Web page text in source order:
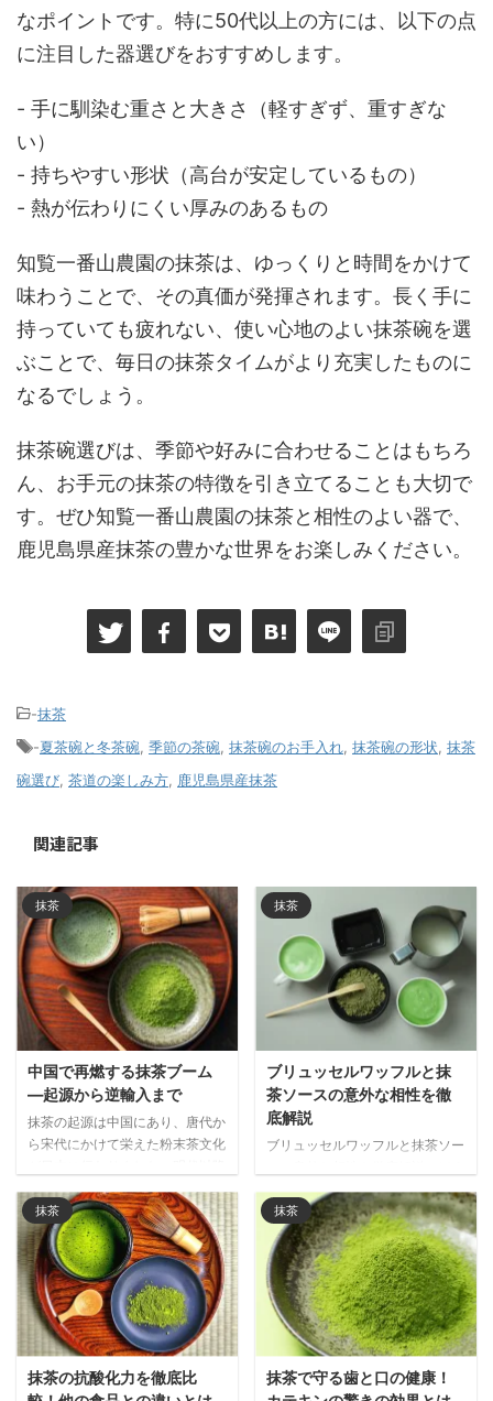
なポイントです。特に50代以上の方には、以下の点
に注目した器選びをおすすめします。
- 手に馴染む重さと大きさ（軽すぎず、重すぎな
い）
- 持ちやすい形状（高台が安定しているもの）
- 熱が伝わりにくい厚みのあるもの
知覧一番山農園の抹茶は、ゆっくりと時間をかけて
味わうことで、その真価が発揮されます。長く手に
持っていても疲れない、使い心地のよい抹茶碗を選
ぶことで、毎日の抹茶タイムがより充実したものに
なるでしょう。
抹茶碗選びは、季節や好みに合わせることはもちろ
ん、お手元の抹茶の特徴を引き立てることも大切で
す。ぜひ知覧一番山農園の抹茶と相性のよい器で、
鹿児島県産抹茶の豊かな世界をお楽しみください。
-抹茶
-夏茶碗と冬茶碗 季節の茶碗 抹茶碗のお手入れ 抹茶碗の形状 抹茶
碗選び 茶道の楽しみ方 鹿児島県産抹茶
関連記事
抹茶
中国で再燃する抹茶ブーム
―起源から逆輸入まで
抹茶の起源は中国にあり、唐代か
ら宋代にかけて栄えた粉末茶文化
では日本経由で再び注目される興
味深い歴史と文化の循環を解説し
ます。
抹茶
ブリュッセルワッフルと抹
茶ソースの意外な相性を徹
底解説
ブリュッセルワッフルと抹茶ソー
苦い抹茶が濃厚な甘さを引き締
め、世界で注目される和洋折衷の
新しい味わいの魅力をご紹介しま
す。
抹茶
抹茶の抗酸化力を徹底比
抹茶
抹茶で守る歯と口の健康！